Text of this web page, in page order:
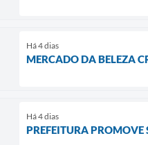
Há 4 dias
MERCADO DA BELEZA
Há 4 dias
PREFEITURA